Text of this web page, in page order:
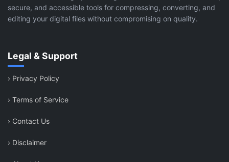
secure, and accessible tools for compressing, converting, and
editing your digital files without compromising on quality.
Legal & Support
› Privacy Policy
› Terms of Service
› Contact Us
› Disclaimer